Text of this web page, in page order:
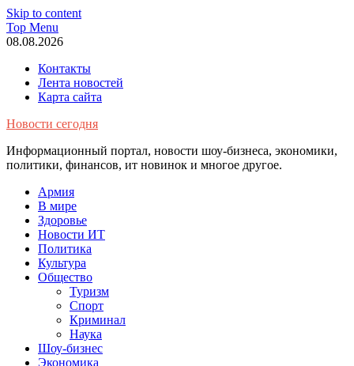
Skip to content
Top Menu
08.08.2026
Контакты
Лента новостей
Карта сайта
Новости сегодня
Информационный портал, новости шоу-бизнеса, экономики,
политики, финансов, ит новинок и многое другое.
Армия
В мире
Здоровье
Новости ИТ
Политика
Культура
Общество
Туризм
Спорт
Криминал
Наука
Шоу-бизнес
Экономика